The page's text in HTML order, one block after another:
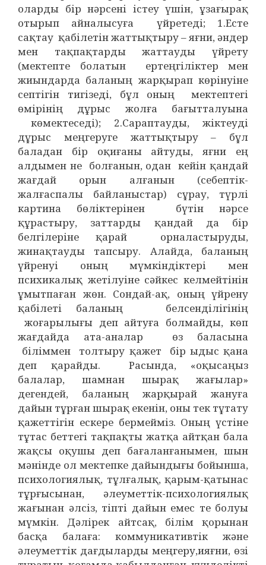
оларды бір нәрсені істеу үшін, ұзағырақ
отырып айналысуға үйретеді; 1.Есте
сақтау қабілетін жаттықтыру – яғни, әндер
мен тақпақтарды жаттауды үйрету
(мектепте болатын ертеңгіліктер мен
жиындарда баланың жарқырап көрінуіне
септігін тигізеді, бұл оның мектептегі
өмірінің дұрыс жолға бағытталуына
көмектеседі); 2.Сараптауды, жіктеуді
дұрыс меңгеруге жаттықтыру – бұл
баладан бір оқиғаны айтуды, яғни ең
алдымен не болғанын, одан кейін қандай
жағдай орын алғанын (себептік-
жалғаспалы байланыстар) сұрау, түрлі
картина бөліктерінен бүтін нәрсе
құрастыру, заттарды қандай да бір
белгілеріне қарай орналастыруды,
жинақтауды тапсыру. Алайда, баланың
үйренуі оның мүмкіндіктері мен
психикалық жетілуіне сәйкес келмейтінін
ұмытпаған жөн. Сондай-ақ, оның үйрену
қабілеті баланың белсенділігінің
жоғарылығы деп айтуға болмайды, көп
жағдайда ата-аналар өз баласына
біліммен толтыру қажет бір ыдыс қана
деп қарайды. Расында, «оқысаңыз
балалар, шамнан шырақ жағылар»
дегендей, баланың жарқырай жануға
дайын тұрған шырақ екенін, оны тек тұтату
қажеттігін ескере бермейміз. Оның үстіне
тұтас беттегі тақпақты жатқа айтқан бала
жақсы оқушы деп бағаланғанымен, шын
мәнінде ол мектепке дайындығы бойынша,
психологиялық, тұлғалық, қарым-қатынас
тұрғысынан, әлеуметтік-психологиялық
жағынан әлсіз, тіпті дайын емес те болуы
мүмкін. Дәлірек айтсақ, білім қорынан
басқа балаға: коммуникативтік және
әлеуметтік дағдыларды меңгеру,ияғни, өзі